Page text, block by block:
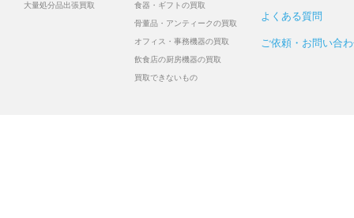
大量処分品出張買取 食器・ギフトの買取
骨董品・アンティークの買取
オフィス・事務機器の買取
飲食店の厨房機器の買取
買取できないもの
よくある質問
ご依頼・お問い合